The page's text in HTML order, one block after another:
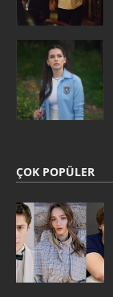
ÇOK POPÜLER